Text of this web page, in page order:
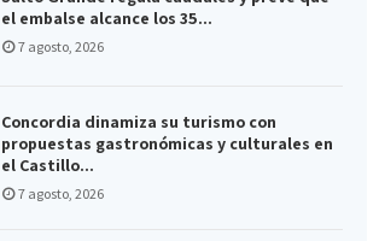
el embalse alcance los 35...
7 agosto, 2026
Concordia dinamiza su turismo con
propuestas gastronómicas y culturales en
el Castillo...
7 agosto, 2026